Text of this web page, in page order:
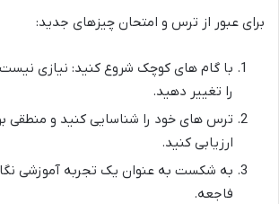
برای عبور از ترس و امتحان چیزهای جدید:
با گام های کوچک شروع کنید: نیازی
را تغییر دهید.
ترس های خود را شناسایی کنید و منطقی
ارزیابی کنید.
به شکست به عنوان یک تجربه آموزشی
فاجعه.